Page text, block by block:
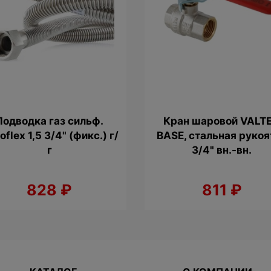
косой VALTEC 3/4"
653 ₽
Труба PPR Lammin
алюм. PN25 25х4,2
165 ₽